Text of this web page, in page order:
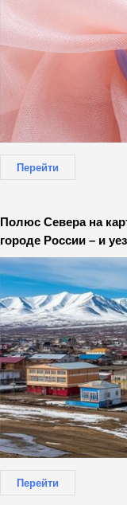
Перейти
Полюс Севера на
городе России – и
Перейти